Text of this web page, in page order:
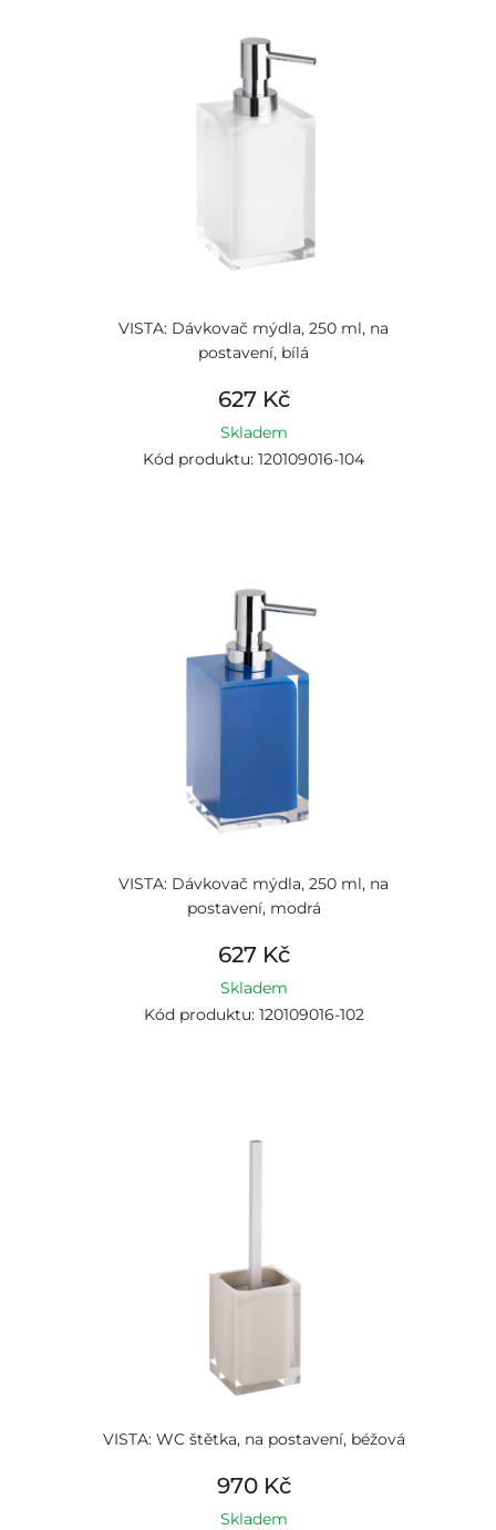
VISTA: Dávkovač mýdla, 250 ml, na
postavení, bílá
627 Kč
Skladem
Kód produktu: 120109016-104
VISTA: Dávkovač mýdla, 250 ml, na
postavení, modrá
627 Kč
Skladem
Kód produktu: 120109016-102
VISTA: WC štětka, na postavení, béžová
970 Kč
Skladem